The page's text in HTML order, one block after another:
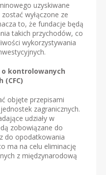
uzyskiwane
wyłączone ze
to, że fundacje będą
takich przychodów, co
wykorzystywania
o kontrolowanych
objęte przepisami
zagranicznych.
udziały w
zobowiązane do
do opodatkowania
ma na celu eliminację
z międzynarodową